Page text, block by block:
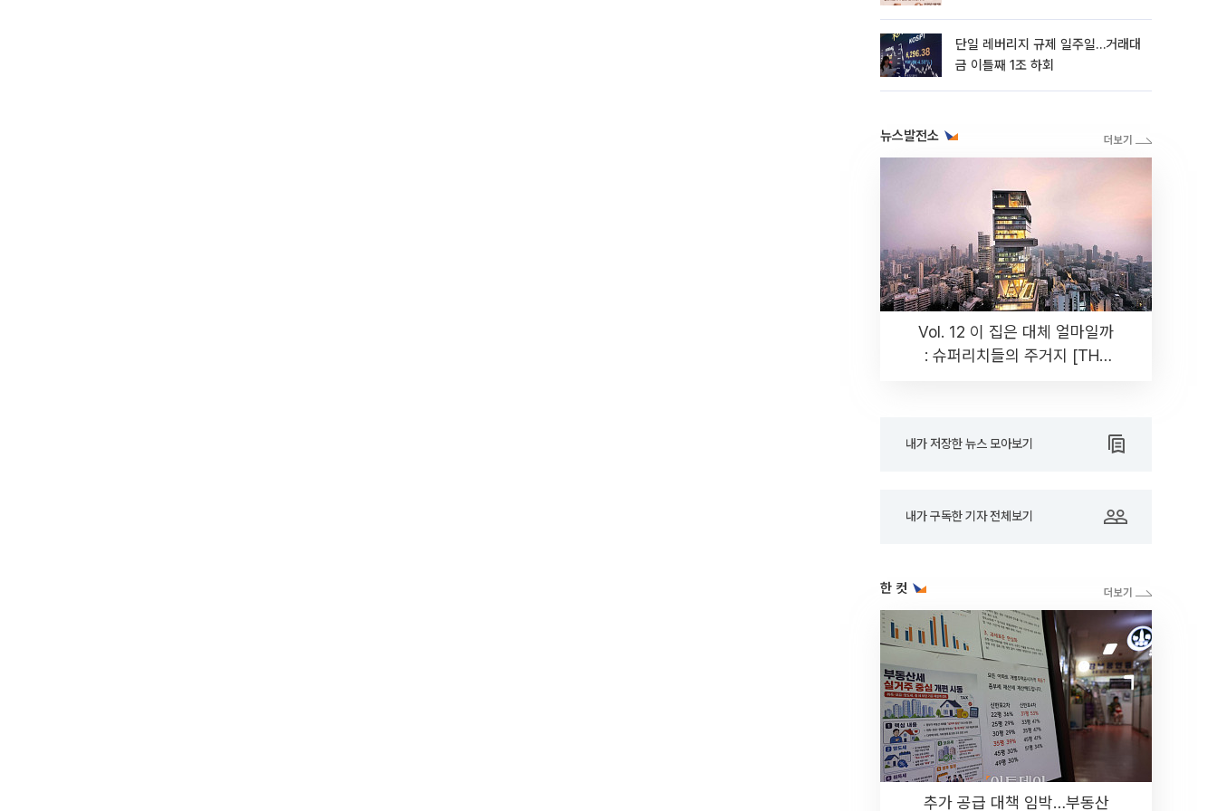
단일 레버리지 규제 일주일…거래대
금 이틀째 1조 하회
뉴스발전소
Vol. 12 이 집은 대체 얼마일까
: 슈퍼리치들의 주거지 [THE
내가 저장한 뉴스 모아보기
내가 구독한 기자 전체보기
한 컷
추가 공급 대책 임박…부동산